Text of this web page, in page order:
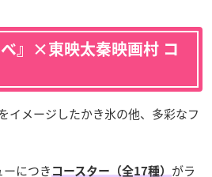
』×東映太秦映画村 コ
イメージしたかき氷の他、多彩なフ
につき コースター（全17種） がラ